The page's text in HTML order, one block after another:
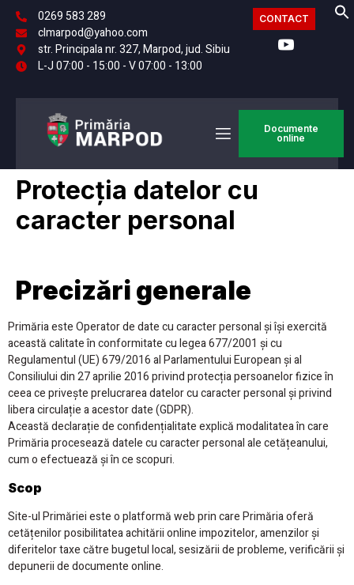
0269 583 289
clmarpod@yahoo.com
str. Principala nr. 327, Marpod, jud. Sibiu
L-J 07:00 - 15:00 - V 07:00 - 13:00
CONTACT
Documente
online
Protecția datelor cu
caracter personal
Precizări generale
Primăria este Operator de date cu caracter personal și își exercită
această calitate în conformitate cu legea 677/2001 și cu
Regulamentul (UE) 679/2016 al Parlamentului European și al
Consiliului din 27 aprilie 2016 privind protecția persoanelor fizice în
ceea ce privește prelucrarea datelor cu caracter personal și privind
libera circulație a acestor date (GDPR).
Această declarație de confidențialitate explică modalitatea în care
Primăria procesează datele cu caracter personal ale cetățeanului,
cum o efectuează și în ce scopuri.
Scop
Site-ul Primăriei este o platformă web prin care Primăria oferă
cetățenilor posibilitatea achitării online impozitelor, amenzilor și
diferitelor taxe către bugetul local, sesizării de probleme, verificării și
depunerii de documente online.